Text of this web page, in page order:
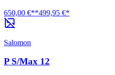
650,00 €**499,95 €*
Salomon
P S/Max 12